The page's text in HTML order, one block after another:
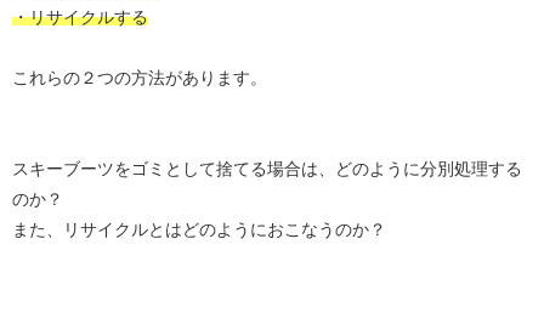
・リサイクルする
これらの２つの方法があります。
スキーブーツをゴミとして捨てる場合は、どのように分別処理する
のか？
また、リサイクルとはどのようにおこなうのか？